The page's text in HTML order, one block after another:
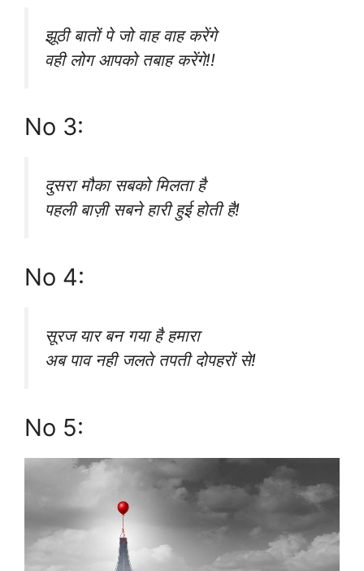
झूठी बातों पे जो वाह वाह करेंगे
वही लोग आपको तबाह करेंगे!!
No 3:
दुसरा मौका सबको मिलता है
पहली बाज़ी सबने हारी हुई होती है!
No 4:
सूरज यार बन गया है हमारा
अब पाव नही जलते तपती दोपहरों से!
No 5: